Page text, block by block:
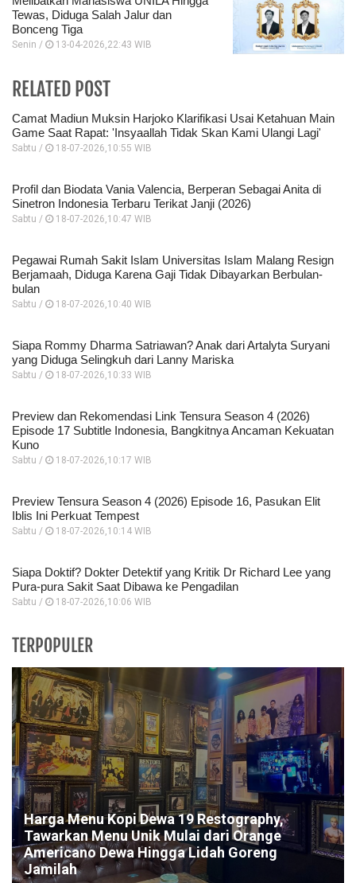
Tewas, Diduga Salah Jalur dan
Bonceng Tiga
Senin / 13-04-2026,22:43 WIB
RELATED POST
Camat Madiun Muksin Harjoko Klarifikasi Usai Ketahuan Main
Game Saat Rapat: 'Insyaallah Tidak Skan Kami Ulangi Lagi'
Sabtu / 18-07-2026,10:55 WIB
Profil dan Biodata Vania Valencia, Berperan Sebagai Anita di
Sinetron Indonesia Terbaru Terikat Janji (2026)
Sabtu / 18-07-2026,10:47 WIB
Pegawai Rumah Sakit Islam Universitas Islam Malang Resign
Berjamaah, Diduga Karena Gaji Tidak Dibayarkan Berbulan-
bulan
Sabtu / 18-07-2026,10:40 WIB
Siapa Rommy Dharma Satriawan? Anak dari Artalyta Suryani
yang Diduga Selingkuh dari Lanny Mariska
Sabtu / 18-07-2026,10:33 WIB
Preview dan Rekomendasi Link Tensura Season 4 (2026)
Episode 17 Subtitle Indonesia, Bangkitnya Ancaman Kekuatan
Kuno
Sabtu / 18-07-2026,10:17 WIB
Preview Tensura Season 4 (2026) Episode 16, Pasukan Elit
Iblis Ini Perkuat Tempest
Sabtu / 18-07-2026,10:14 WIB
Siapa Doktif? Dokter Detektif yang Kritik Dr Richard Lee yang
Pura-pura Sakit Saat Dibawa ke Pengadilan
Sabtu / 18-07-2026,10:06 WIB
TERPOPULER
Harga Menu Kopi Dewa 19 Restography,
Tawarkan Menu Unik Mulai dari Orange
Americano Dewa Hingga Lidah Goreng
Jamilah